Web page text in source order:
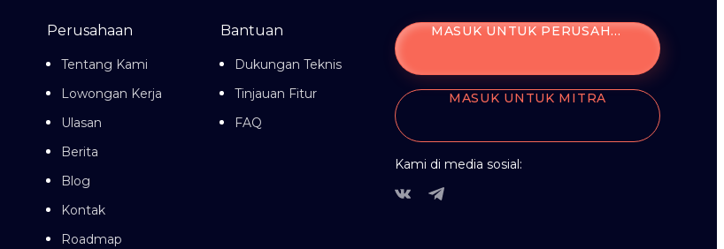
Perusahaan
Tentang Kami
Lowongan Kerja
Ulasan
Berita
Blog
Kontak
Roadmap
Bantuan
Dukungan Teknis
Tinjauan Fitur
FAQ
MASUK UNTUK PERUSAHAAN
MASUK UNTUK MITRA
Kami di media sosial: